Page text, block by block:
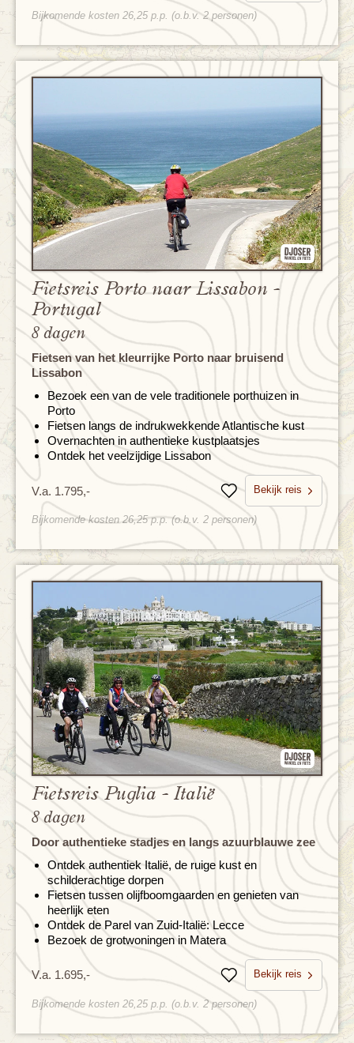
Bijkomende kosten 26,25 p.p. (o.b.v. 2 personen)
Fietsreis Porto naar Lissabon -
Portugal
8 dagen
Fietsen van het kleurrijke Porto naar bruisend
Lissabon
Bezoek een van de vele traditionele porthuizen in
Porto
Fietsen langs de indrukwekkende Atlantische kust
Overnachten in authentieke kustplaatsjes
Ontdek het veelzijdige Lissabon
V.a. 1.795,- BewarenBekijk reis
Bijkomende kosten 26,25 p.p. (o.b.v. 2 personen)
Fietsreis Puglia - Italië
8 dagen
Door authentieke stadjes en langs azuurblauwe zee
Ontdek authentiek Italië, de ruige kust en
schilderachtige dorpen
Fietsen tussen olijfboomgaarden en genieten van
heerlijk eten
Ontdek de Parel van Zuid-Italië: Lecce
Bezoek de grotwoningen in Matera
V.a. 1.695,- BewarenBekijk reis
Bijkomende kosten 26,25 p.p. (o.b.v. 2 personen)